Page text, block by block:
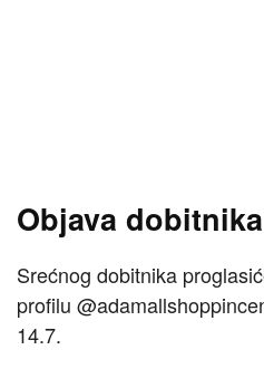
Objava dobitnika
Srećnog dobitnika
profilu
14.7.